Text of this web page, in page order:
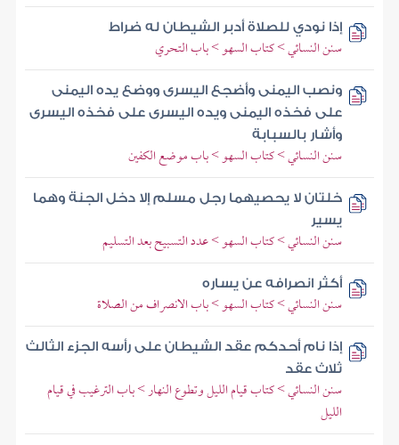
إذا نودي للصلاة أدبر الشيطان له ضراط
سنن النسائي > كتاب السهو > باب التحري
ونصب اليمنى وأضجع اليسرى ووضع يده اليمنى
على فخذه اليمنى ويده اليسرى على فخذه اليسرى
وأشار بالسبابة
سنن النسائي > كتاب السهو > باب موضع الكفين
خلتان لا يحصيهما رجل مسلم إلا دخل الجنة وهما
يسير
سنن النسائي > كتاب السهو > عدد التسبيح بعد التسليم
أكثر انصرافه عن يساره
سنن النسائي > كتاب السهو > باب الانصراف من الصلاة
إذا نام أحدكم عقد الشيطان على رأسه الجزء الثالث
ثلاث عقد
سنن النسائي > كتاب قيام الليل وتطوع النهار > باب الترغيب في قيام
الليل